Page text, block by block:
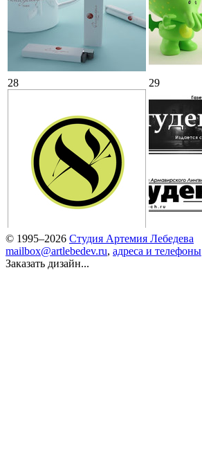
28 29
© 1995–2026 Студия Артемия Лебедева
mailbox@artlebedev.ru, адреса и телефоны
Заказать дизайн...